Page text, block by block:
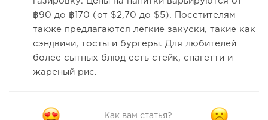
฿90 до ฿170 (от $2,70 до $5). Посетителям
также предлагаются легкие закуски, такие как
сэндвичи, тосты и бургеры. Для любителей
более сытных блюд есть стейк, спагетти и
жареный рис.
Как вам статья?